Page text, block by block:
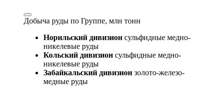
Добыча руды по Группе, млн тонн
Норильский дивизион сульфидные медно-
никелевые руды
Кольский дивизион сульфидные медно-
никелевые руды
Забайкальский дивизион золото-железо-
медные руды